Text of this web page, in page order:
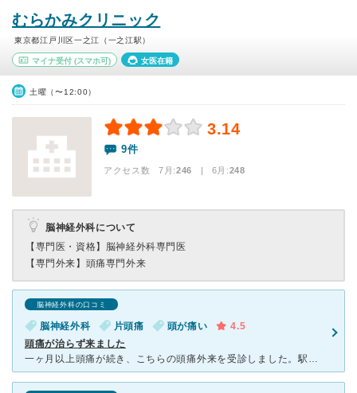
むらかみクリニック
東京都江戸川区一之江（一之江駅）
マイナ受付 (スマホ可) 女医在籍
土曜（〜12:00）
3.14
9件
アクセス数 7月:246 | 6月:248
脳神経外科について
【専門医・資格】 脳神経外科専門医
【専門外来】 頭痛専門外来
脳神経外科の口コミ
脳神経外科 片頭痛 頭が痛い
4.5
頭痛が治らず来ました
一ヶ月以上頭痛が続き、こちらの頭痛外来を受診しました。駅近で分かりやすい場所にあります。中もきれいで子どもが遊ぶスペースもありました。頭痛外来では丁寧に診察していただき、テストしたりと以前頭痛で受診し